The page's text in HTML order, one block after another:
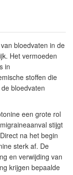
bloedvaten in de
Het vermoeden
in
stoffen die
bloedvaten
een grote rol
stijgt
na het begin
sterk af. De
en verwijding van
krijgen bepaalde